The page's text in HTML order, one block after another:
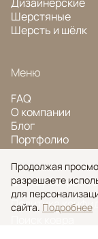
Шерстяные
Шерсть и шёлк
Меню
FAQ
О компании
Блог
Портфолио
© Ansy Carpet
Политика
Продолжая
разрешаете
для
сайта. Подробнее